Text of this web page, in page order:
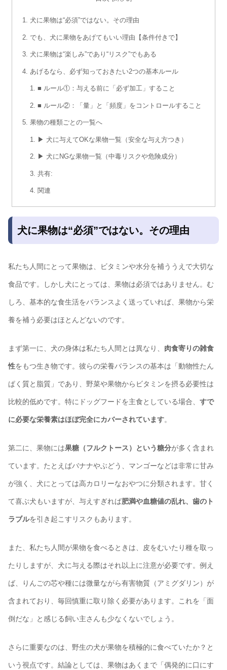
犬に果物は“必須”ではない。その理由
でも、犬に果物をあげてもいい理由【条件付きで】
犬に果物は“楽しみ”であり“リスク”でもある
あげるなら、必ず知っておきたい2つの基本ルール
■ ルール①：与える前に「必ず加工」すること
■ ルール②：「量」と「頻度」をコントロールすること
果物の種類ごとの一覧へ
▶ 犬に与えてOKな果物一覧（安全な与え方つき）
▶ 犬にNGな果物一覧（中毒リスクや危険成分）
共有:
関連
犬に果物は“必須”ではない。その理由
私たち人間にとって果物は、ビタミンや水分を補ううえで大切な
食品です。しかし犬にとっては、果物は必須ではありません。む
しろ、基本的な食生活をバランスよく送っていれば、果物から栄
養を補う必要はほとんどないのです。
まず第一に、犬の身体は私たち人間とは異なり、 肉食寄りの雑食
性をもつ生き物です。彼らの栄養バランスの基本は「動物性たん
ぱく質と脂質」であり、野菜や果物からビタミンを摂る必要性は
比較的低めです。特にドッグフードを主食としている場合、 すで
に必要な栄養素はほぼ完全にカバーされています。
第二に、果物には果糖（フルクトース）という糖分が多く含まれ
ています。たとえばバナナやぶどう、マンゴーなどは非常に甘み
が強く、犬にとっては高カロリーなおやつに分類されます。甘く
て喜ぶ犬もいますが、与えすぎれば肥満や血糖値の乱れ、歯のト
ラブルを引き起こすリスクもあります。
また、私たち人間が果物を食べるときは、皮をむいたり種を取っ
たりしますが、犬に与える際はそれ以上に注意が必要です。例え
ば、りんごの芯や種には微量ながら有害物質（アミグダリン）が
含まれており、毎回慎重に取り除く必要があります。これを「面
倒だな」と感じる飼い主さんも少なくないでしょう。
さらに重要なのは、野生の犬が果物を積極的に食べていたか？と
いう視点です。結論としては、果物はあくまで「偶発的に口にす